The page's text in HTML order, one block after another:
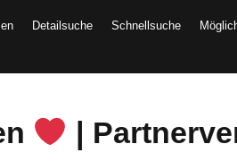
Detailsuche Schnellsuche
|